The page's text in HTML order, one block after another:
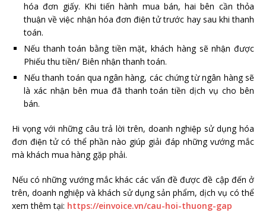
hóa đơn giấy. Khi tiến hành mua bán, hai bên cần thỏa
thuận về việc nhận hóa đơn điện tử trước hay sau khi thanh
toán.
Nếu thanh toán bằng tiền mặt, khách hàng sẽ nhận được
Phiếu thu tiền/ Biên nhận thanh toán.
Nếu thanh toán qua ngân hàng, các chứng từ ngân hàng sẽ
là xác nhận bên mua đã thanh toán tiền dịch vụ cho bên
bán.
Hi vọng với những câu trả lời trên, doanh nghiệp sử dụng hóa
đơn điện tử có thể phần nào giúp giải đáp những vướng mắc
mà khách mua hàng gặp phải.
Nếu có những vướng mắc khác các vấn đề được đề cập đến ở
trên, doanh nghiệp và khách sử dụng sản phẩm, dịch vụ có thể
xem thêm tại: https://einvoice.vn/cau-hoi-thuong-gap